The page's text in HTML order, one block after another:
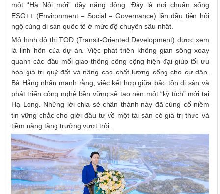
một “Hà Nội mới” đầy năng động. Đây là nơi chuẩn sống
ESG++ (Environment – Social – Governance) lần đầu tiên hội
ngộ cùng di sản quốc tế ở mức độ chuyên sâu nhất.
Mô hình đô thị TOD (Transit-Oriented Development) được xem
là linh hồn của dự án. Việc phát triển không gian sống xoay
quanh các đầu mối giao thông công cộng hiện đại giúp tối ưu
hóa giá trị quỹ đất và nâng cao chất lượng sống cho cư dân.
Bà Hằng nhấn mạnh rằng, việc kết hợp giữa bảo tồn di sản và
phát triển công nghệ bền vững sẽ tạo nên một “kỳ tích” mới tại
Hạ Long. Những lời chia sẻ chân thành này đã củng cố niềm
tin vững chắc cho giới đầu tư về một tài sản có giá trị thực và
tiềm năng tăng trưởng vượt trội.